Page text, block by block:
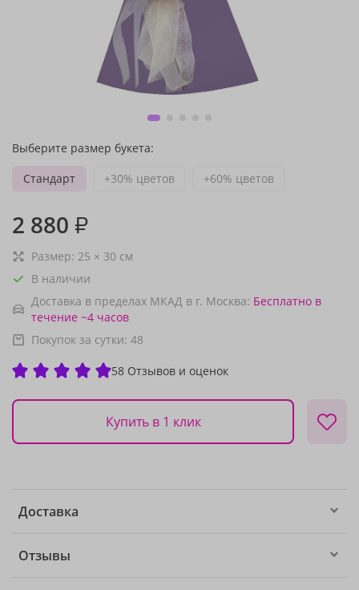
Выберите размер букета:
Стандарт
+30% цветов +60% цветов
2 880 ₽
Размер: 25 × 30 см
В наличии
Доставка в пределах МКАД в г. Москва: Бесплатно в
течение ~4 часов
Покупок за сутки: 48
58 Отзывов и оценок
Купить в 1 клик
Доставка
Отзывы